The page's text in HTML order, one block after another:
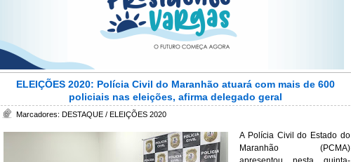
ELEIÇÕES 2020: Polícia Civil do Maranhão atuará com mais de 600
policiais nas eleições, afirma delegado geral
Marcadores: DESTAQUE / ELEIÇÕES 2020
A Polícia Civil do Estado do
Maranhão (PCMA)